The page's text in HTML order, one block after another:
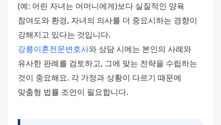
(예: 어린 자녀는 어머니에게)보다 실질적인 양육
참여도와 환경, 자녀의 의사를 더 중요시하는 경향이
강해지고 있다는 것입니다.
강릉이혼전문변호사와 상담 시에는 본인의 사례와
유사한 판례를 검토하고, 그에 맞는 전략을 수립하는
것이 중요해요. 각 가정과 상황이 다르기 때문에
맞춤형 법률 조언이 필요합니다.